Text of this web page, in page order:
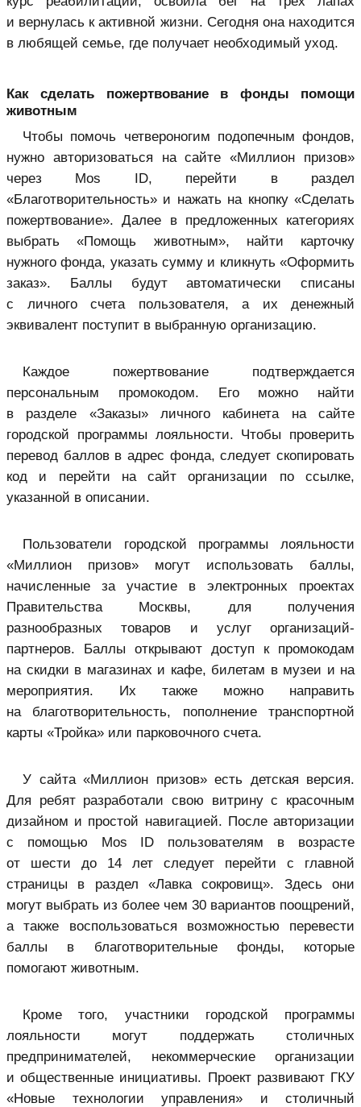
и вернулась к активной жизни. Сегодня она находится
в любящей семье, где получает необходимый уход.
Как сделать пожертвование в фонды помощи
животным
Чтобы помочь четвероногим подопечным фондов,
нужно авторизоваться на сайте «Миллион призов»
через Mos ID, перейти в раздел
«Благотворительность» и нажать на кнопку «Сделать
пожертвование». Далее в предложенных категориях
выбрать «Помощь животным», найти карточку
нужного фонда, указать сумму и кликнуть «Оформить
заказ». Баллы будут автоматически списаны
с личного счета пользователя, а их денежный
эквивалент поступит в выбранную организацию.
Каждое пожертвование подтверждается
персональным промокодом. Его можно найти
в разделе «Заказы» личного кабинета на сайте
городской программы лояльности. Чтобы проверить
перевод баллов в адрес фонда, следует скопировать
код и перейти на сайт организации по ссылке,
указанной в описании.
Пользователи городской программы лояльности
«Миллион призов» могут использовать баллы,
начисленные за участие в электронных проектах
Правительства Москвы, для получения
разнообразных товаров и услуг организаций-
партнеров. Баллы открывают доступ к промокодам
на скидки в магазинах и кафе, билетам в музеи и на
мероприятия. Их также можно направить
на благотворительность, пополнение транспортной
карты «Тройка» или парковочного счета.
У сайта «Миллион призов» есть детская версия.
Для ребят разработали свою витрину с красочным
дизайном и простой навигацией. После авторизации
с помощью Mos ID пользователям в возрасте
от шести до 14 лет следует перейти с главной
страницы в раздел «Лавка сокровищ». Здесь они
могут выбрать из более чем 30 вариантов поощрений,
а также воспользоваться возможностью перевести
баллы в благотворительные фонды, которые
помогают животным.
Кроме того, участники городской программы
лояльности могут поддержать столичных
предпринимателей, некоммерческие организации
и общественные инициативы. Проект развивают ГКУ
«Новые технологии управления» и столичный